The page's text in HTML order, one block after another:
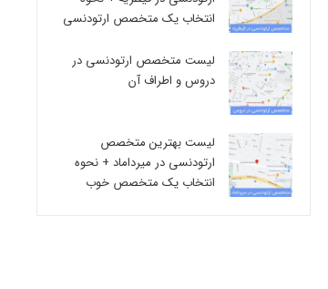
انتخاب یک متخصص ارتودنسی
لیست متخصص ارتودنسی در
دروس و اطراف آن
لیست بهترین متخصص
ارتودنسی در میرداماد + نحوه
انتخاب یک متخصص خوب